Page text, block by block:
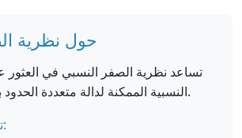
حول نظرية
تساعد نظرية الصفر النسبي في العثور
النسبية الممكنة لدالة متعددة الحدود بمعاملات صحيحة.
تنص النظرية على: